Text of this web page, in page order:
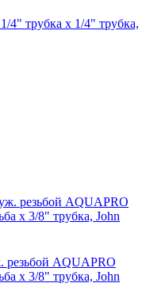
4" трубка х 1/4" трубка,
резьбой AQUAPRO
х 3/8" трубка, John